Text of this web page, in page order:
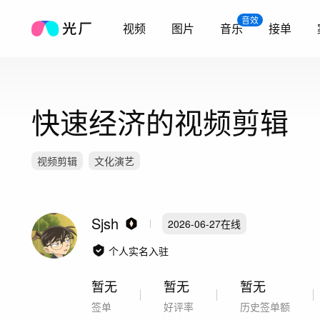
视频 图片
音效
音乐 接单
快速经济的视频剪辑
视频剪辑 文化演艺
Sjsh 2026-06-27在线
个人实名入驻
暂无
签单
暂无
好评率
暂无
历史签单额